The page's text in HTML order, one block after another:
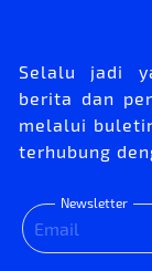
Selalu jadi
berita dan
melalui
terhubung
Newsletter